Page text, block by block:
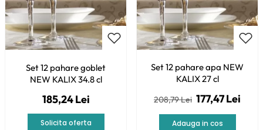
Set 12 pahare goblet
NEW KALIX 34.8 cl
185,24 Lei
Solicita oferta
Set 12 pahare apa NEW
KALIX 27 cl
208,79 Lei 177,47 Lei
Adauga in cos